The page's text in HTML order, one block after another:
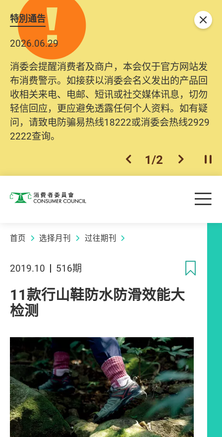
特別通告
2026.06.29
消委会提醒消费者及商户，本会仅于官方网站发
布消费警示。如接获以消委会名义发出的产品回
收相关来电、电邮、短讯或社交媒体讯息，切勿
轻信回应，更应避免透露任何个人资料。如有疑
问，请致电防骗易热线18222或消委会热线2929
2222查询。
上一个
1/2 下一个开
关闭
消费者委员会 目
首页 选择月刊 过往期刊
2019.10 516期
11款行山鞋防水防滑效能大
检测